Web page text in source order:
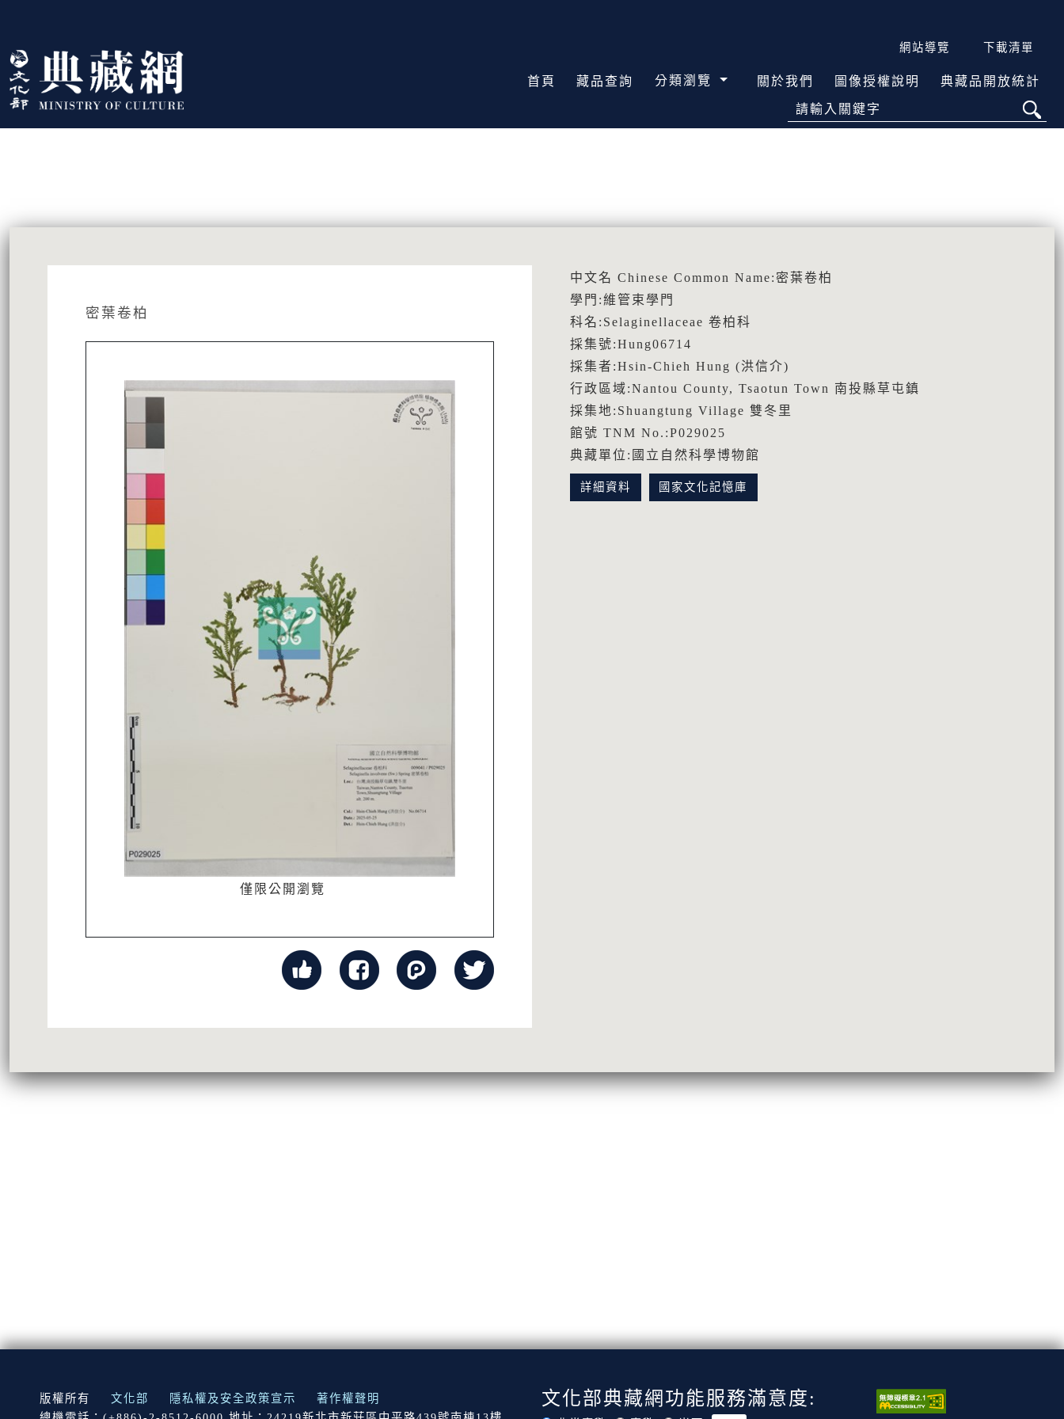
:::
網站導覽 下載清單
首頁 藏品查詢 分類瀏覽 關於我們 圖像授權說明 典藏品開放統計
請輸入關鍵字
密葉卷柏
僅限公開瀏覽
中文名 Chinese Common Name:密葉卷柏
學門:維管束學門
科名:Selaginellaceae 卷柏科
採集號:Hung06714
採集者:Hsin-Chieh Hung (洪信介)
行政區域:Nantou County, Tsaotun Town 南投縣草屯鎮
採集地:Shuangtung Village 雙冬里
館號 TNM No.:P029025
典藏單位:國立自然科學博物館
詳細資料 國家文化記憶庫
:::
版權所有 文化部 隱私權及安全政策宣示
著作權聲明
文化部典藏網功能服務滿意度: